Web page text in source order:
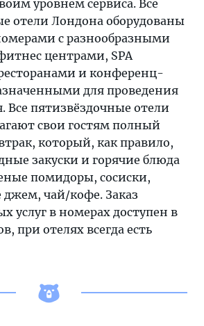
уровнем сервиса. Все
отели Лондона оборудованы
с разнообразными
центрами, SPA
и конференц-
для проведения
Все пятизвёздочные отели
свои гостям полный
который, как правило,
закуски и горячие блюда
помидоры, сосиски,
джем, чай/кофе. Заказ
услуг в номерах доступен в
при отелях всегда есть